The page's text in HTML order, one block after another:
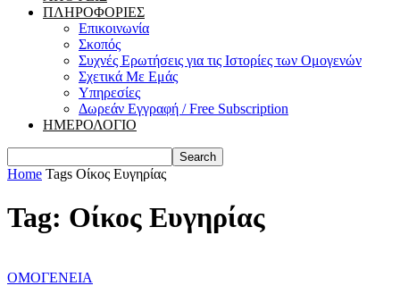
ΠΛΗΡΟΦΟΡΙΕΣ
Επικοινωνία
Σκοπός
Συχνές Ερωτήσεις για τις Ιστορίες των Ομογενών
Σχετικά Με Εμάς
Υπηρεσίες
Δωρεάν Εγγραφή / Free Subscription
ΗΜΕΡΟΛΟΓΙΟ
Home Tags Οίκος Ευγηρίας
Tag: Οίκος Ευγηρίας
ΟΜΟΓΕΝΕΙΑ